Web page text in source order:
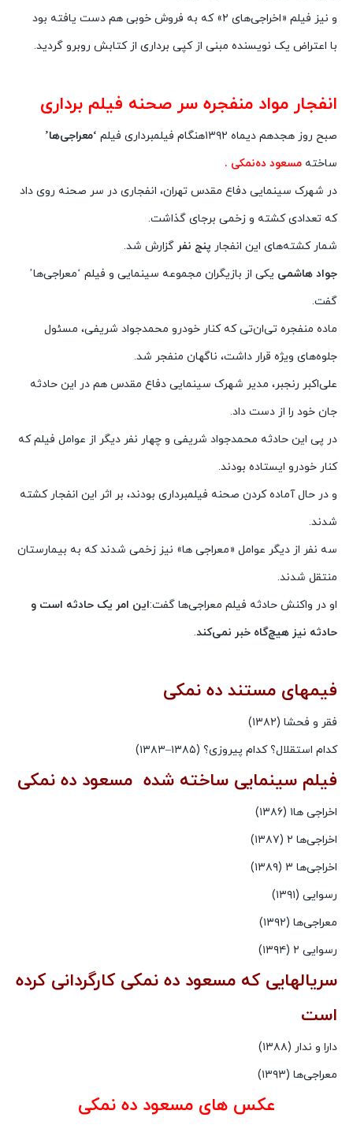
و نیز فیلم «اخراجی‌های ۲» که به فروش خوبی هم دست یافته بود
با اعتراض یک نویسنده مبنی از کپی برداری از کتابش روبرو گردید.
انفجار مواد منفجره سر صحنه فیلم برداری
صبح روز هجدهم دیماه ۱۳۹۲هنگام فیلمبرداری فیلم
‘معراجی‌ها’
ساخته مسعود ده‌نمکی .
در شهرک سینمایی دفاع مقدس تهران، انفجاری در سر صحنه روی داد
که تعدادی کشته و زخمی برجای گذاشت.
شمار کشته‌های این انفجار پنج نفر گزارش شد.
جواد هاشمی یکی از بازیگران مجموعه سینمایی و فیلم ‘معراجی‌ها’
گفت.
ماده منفجره تی‌ان‌تی که کنار خودرو محمدجواد شریفی، مسئول
جلوه‌های ویژه قرار داشت، ناگهان منفجر شد.
علی‌اکبر رنجبر، مدیر شهرک سینمایی دفاع مقدس هم در این حادثه
جان خود را از دست داد.
در پی این حادثه محمدجواد شریفی و چهار نفر دیگر از عوامل فیلم که
کنار خودرو ایستاده بودند.
و در حال آماده کردن صحنه فیلمبرداری بودند، بر اثر این انفجار کشته
شدند.
سه نفر از دیگر عوامل «معراجی ها» نیز زخمی شدند که به بیمارستان
منتقل شدند.
او در واکنش حادثه فیلم معراجی‌ها گفت:این امر یک حادثه است و
حادثه نیز هیچ‌گاه خبر نمی‌کند.
فیمهای مستند ده نمکی
فقر و فحشا (۱۳۸۲)
کدام استقلال؟ کدام پیروزی؟ (۱۳۸۵–۱۳۸۳)
فیلم سینمایی ساخته شده مسعود ده نمکی
اخراجی ها۱ (۱۳۸۶)
اخراجی‌ها ۲ (۱۳۸۷)
اخراجی‌ها ۳ (۱۳۸۹)
رسوایی (۱۳۹۱)
معراجی‌ها (۱۳۹۲)
رسوایی ۲ (۱۳۹۴)
سریالهایی که مسعود ده نمکی کارگردانی کرده
است
دارا و ندار (۱۳۸۸)
معراجی‌ها (۱۳۹۳)
عکس های مسعود ده نمکی